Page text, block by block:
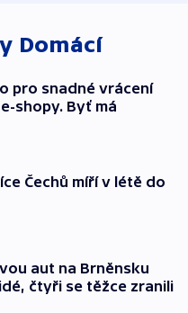
Domácí
pro snadné vrácení
shopy. Byť má
Čechů míří v létě do
aut na Brněnsku
čtyři se těžce zranili